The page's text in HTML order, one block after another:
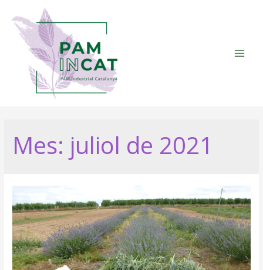
contingut
Mes: juliol de 2021